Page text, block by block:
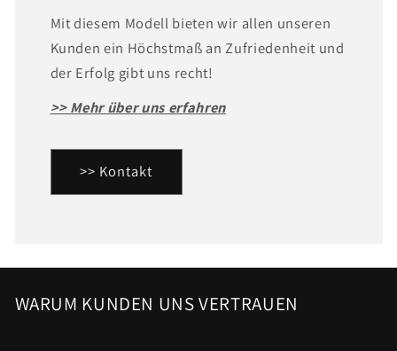
Mit diesem Modell bieten wir allen unseren
Kunden ein Höchstmaß an Zufriedenheit und
der Erfolg gibt uns recht!
>> Mehr über uns erfahren
>> Kontakt
WARUM KUNDEN UNS VERTRAUEN